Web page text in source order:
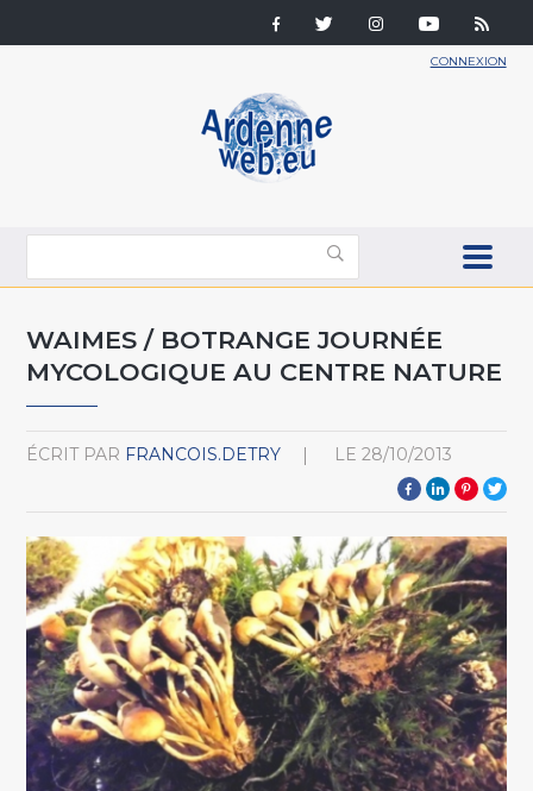
CONNEXION
WAIMES / BOTRANGE JOURNÉE
MYCOLOGIQUE AU CENTRE NATURE
ÉCRIT PAR FRANCOIS.DETRY LE 28/10/2013